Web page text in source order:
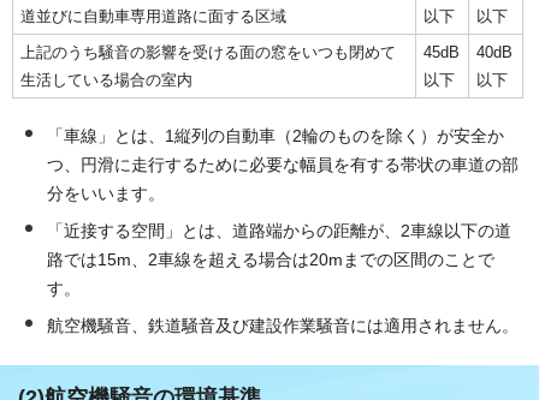
道並びに自動車専用道路に面する区域
以下
以下
上記のうち騒音の影響を受ける面の窓をいつも閉めて
生活している場合の室内
45dB
以下
40dB
以下
「車線」とは、1縦列の自動車（2輪のものを除く）が安全か
つ、円滑に走行するために必要な幅員を有する帯状の車道の部
分をいいます。
「近接する空間」とは、道路端からの距離が、2車線以下の道
路では15m、2車線を超える場合は20mまでの区間のことで
す。
航空機騒音、鉄道騒音及び建設作業騒音には適用されません。